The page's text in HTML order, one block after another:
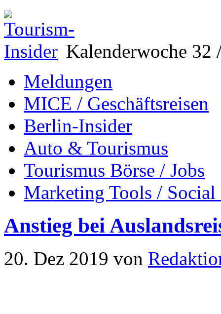
Kalenderwoche 32
Meldungen
MICE / Geschäftsreisen
Berlin-Insider
Auto & Tourismus
Tourismus Börse / Jobs
Marketing Tools /
Anstieg bei
20. Dez 2019 von